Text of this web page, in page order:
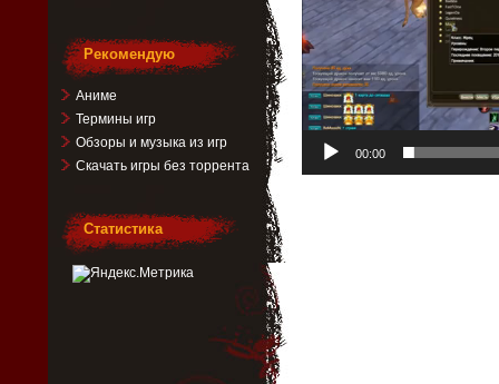
00:00
Рекомендую
Аниме
Термины игр
Обзоры и музыка из игр
Скачать игры без торрента
Статистика